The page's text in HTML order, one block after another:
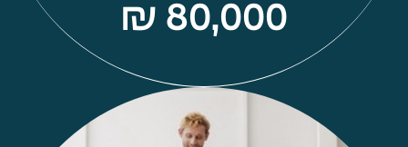
80,000 ₪